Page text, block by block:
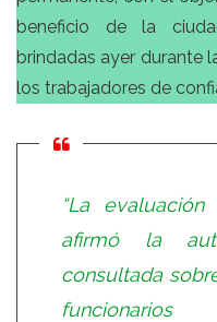
beneficio de la
brindadas ayer durante
los trabajadores de
“La
afirmó la
consultada